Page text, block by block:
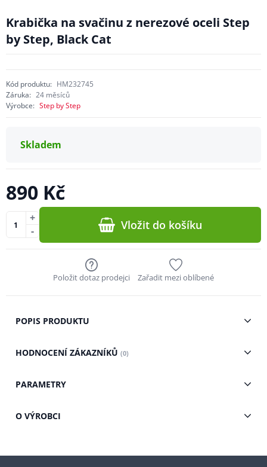
Krabička na svačinu z nerezové oceli Step
by Step, Black Cat
Kód produktu: HM232745
Záruka: 24 měsíců
Výrobce: Step by Step
Skladem
890 Kč
-
+ Vložit do košíku
Položit dotaz prodejci Zařadit mezi oblíbené
POPIS PRODUKTU
HODNOCENÍ ZÁKAZNÍKŮ (0)
PARAMETRY
O VÝROBCI